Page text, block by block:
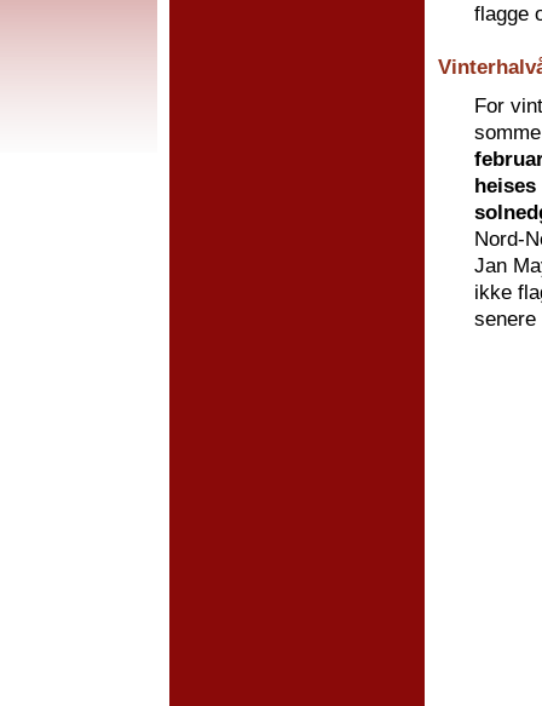
flagge
For
Nord-
Jan
ikke
senere